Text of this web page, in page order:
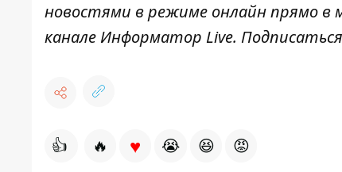
новостями в режиме онлайн прямо в
канале Информатор Live.
👍 🔥 ♥ 😭 😆 😡